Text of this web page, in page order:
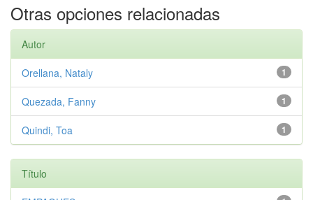
Otras opciones relacionadas
Autor
1
Orellana, Nataly
1
Quezada, Fanny
1
Quindi, Toa
Título